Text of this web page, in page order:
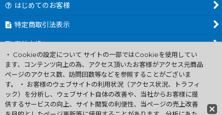
はじめてのお客様
特定商取引法表示
電池交換について
商品カテゴリ一覧
Worldwide Shipping Guide
ファミコン買取通販 中古 ディスクシステム 販売 ニンテンドウ64・
・ Cookieの設定について サイトの一部ではCookieを使用してい
ます、コンテンツ向上の為、アクセス頂いたお客様がアクセス元商品
ページのアクセス数、訪問回数等などを参照することがございま
す。 ・ お客様のウェブサイトの利用状況（アクセス状況、トラフィ
ック）を分析し、ウェブサイト自体の改善や、当社からお客様に提
供するサービスの向上、サイト閲覧の利便性、当ページの売上改善